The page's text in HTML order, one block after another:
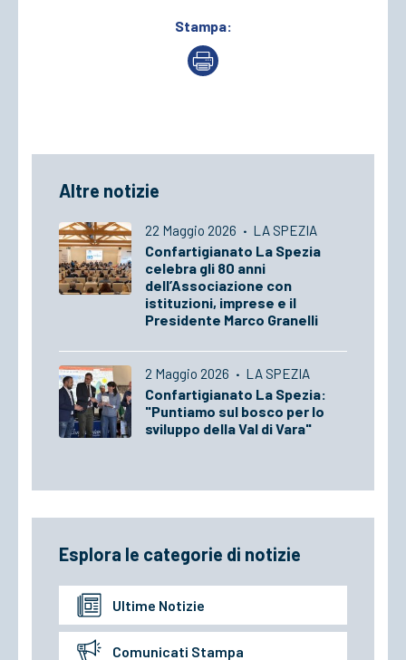
Stampa:
Altre notizie
22 Maggio 2026 · LA SPEZIA
Confartigianato La Spezia
celebra gli 80 anni
dell’Associazione con
istituzioni, imprese e il
Presidente Marco Granelli
2 Maggio 2026 · LA SPEZIA
Confartigianato La Spezia:
"Puntiamo sul bosco per lo
sviluppo della Val di Vara"
Esplora le categorie di notizie
Ultime Notizie
Comunicati Stampa